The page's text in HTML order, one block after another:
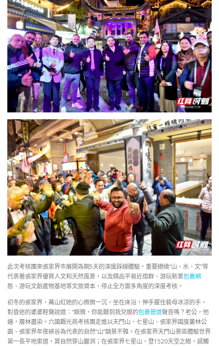
此次考核團來張家界市展開為期5天的深度踩線體驗，重要繚繞“山、水、文”等
代表著張家界優質人文和天然風景，以及精品平易近宿群、游玩新業包養網
態、游玩文創產物基地等文旅資本，停止全方面多角度的深度考核。
初冬的張家界，萬山紅她的心微微一沉，坐在床沿，伸手握住裴母冰涼的手，
對昏迷的婆婆輕聲說道：“娘親，你能聽到我兒媳的包養管道聲音嗎？老公，他
遍，層林盡染。六國觀光商考核團走進以天門山、七星山、張家界國度叢林公
園、張家界年夜峽谷為代表的自然“山”類景不雅。在張家界天門山景區體驗世界
第一長平地索道，賞自然穿山巖洞；在張家界七星山，登1520天空之眼，感觸